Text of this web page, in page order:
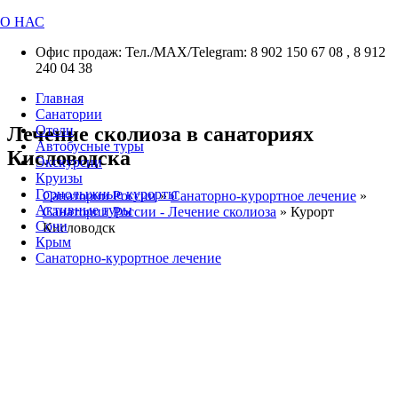
О НАС
Офис продаж: Тел./МАХ/Telegram: 8 902 150 67 08 , 8 912
240 04 38
Главная
Санатории
Отели
Автобусные туры
Экскурсии
Круизы
Горнолыжные курорты
Активные туры
Сочи
Крым
Санаторно-курортное лечение
Лечение сколиоза в санаториях
Кисловодска
Санатории России»Санаторно-курортное лечение »
Санатории России - Лечение сколиоза » Курорт
Кисловодск